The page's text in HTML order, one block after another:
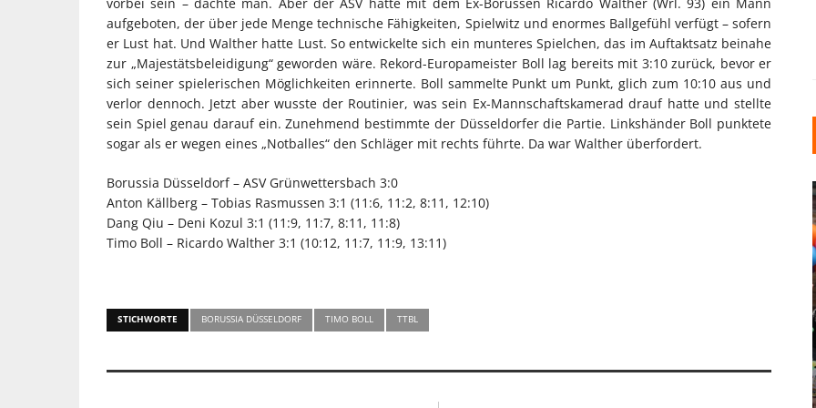
aufgeboten, der über jede Menge technische Fähigkeiten, Spielwitz und enormes Ballgefühl verfügt – sofern
er Lust hat. Und Walther hatte Lust. So entwickelte sich ein munteres Spielchen, das im Auftaktsatz beinahe
zur „Majestätsbeleidigung“ geworden wäre. Rekord-Europameister Boll lag bereits mit 3:10 zurück, bevor er
sich seiner spielerischen Möglichkeiten erinnerte. Boll sammelte Punkt um Punkt, glich zum 10:10 aus und
verlor dennoch. Jetzt aber wusste der Routinier, was sein Ex-Mannschaftskamerad drauf hatte und stellte
sein Spiel genau darauf ein. Zunehmend bestimmte der Düsseldorfer die Partie. Linkshänder Boll punktete
sogar als er wegen eines „Notballes“ den Schläger mit rechts führte. Da war Walther überfordert.
Borussia Düsseldorf – ASV Grünwettersbach 3:0
Anton Källberg – Tobias Rasmussen 3:1 (11:6, 11:2, 8:11, 12:10)
Dang Qiu – Deni Kozul 3:1 (11:9, 11:7, 8:11, 11:8)
Timo Boll – Ricardo Walther 3:1 (10:12, 11:7, 11:9, 13:11)
STICHWORTE BORUSSIA DÜSSELDORF TIMO BOLL TTBL
EINFAMILIENHAUS